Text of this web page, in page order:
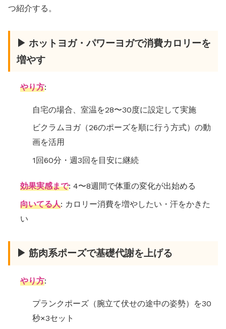
つ紹介する。
▶ ホットヨガ・パワーヨガで消費カロリーを
増やす
やり方:
自宅の場合、室温を28〜30度に設定して実施
ビクラムヨガ（26のポーズを順に行う方式）の動
画を活用
1回60分・週3回を目安に継続
効果実感まで: 4〜8週間で体重の変化が出始める
向いてる人: カロリー消費を増やしたい・汗をかきた
い
▶ 筋肉系ポーズで基礎代謝を上げる
やり方:
プランクポーズ（腕立て伏せの途中の姿勢）を30
秒×3セット